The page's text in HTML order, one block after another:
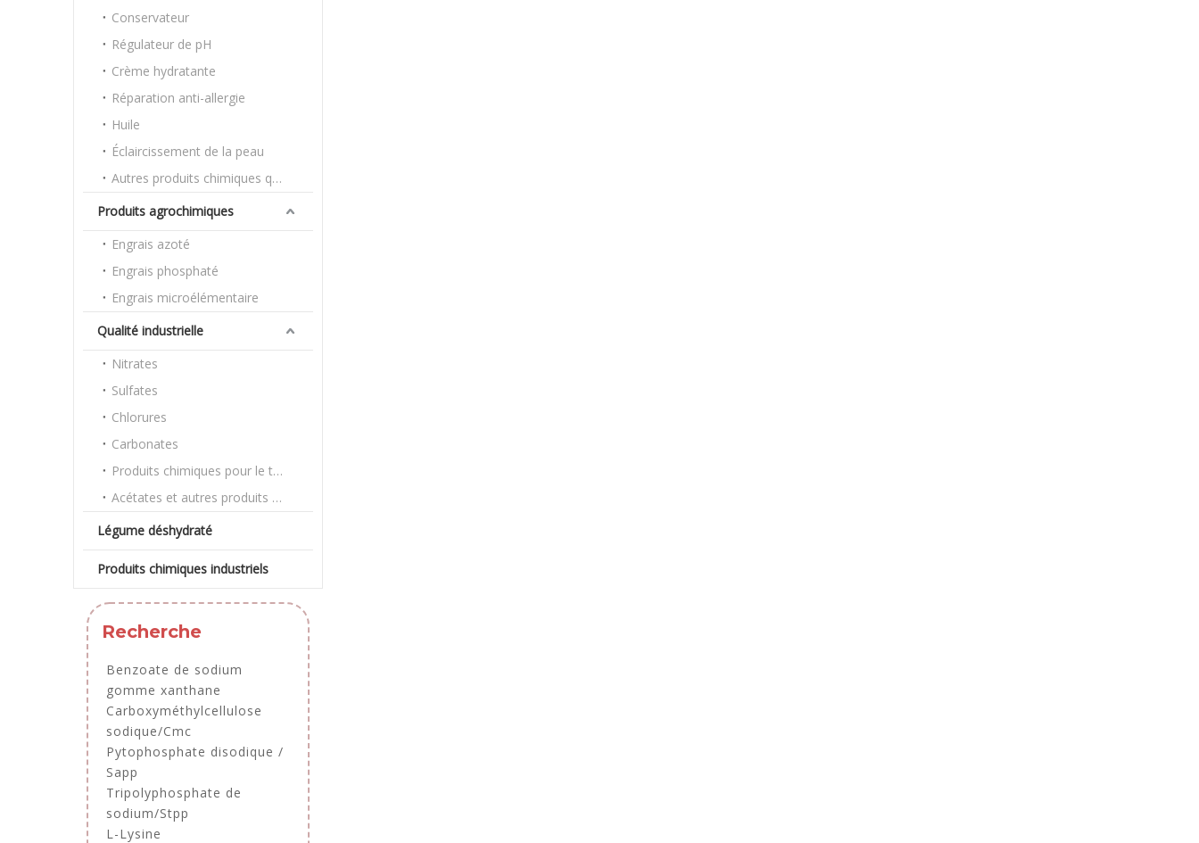
Conservateur
Régulateur de pH
Crème hydratante
Réparation anti-allergie
Huile
Éclaircissement de la peau
Autres produits chimiques quotidiens
Produits agrochimiques
Engrais azoté
Engrais phosphaté
Engrais microélémentaire
Qualité industrielle
Nitrates
Sulfates
Chlorures
Carbonates
Produits chimiques pour le traitement de l'eau
Acétates et autres produits chimiques en vrac
Légume déshydraté
Produits chimiques industriels
Recherche
Benzoate de sodium
gomme xanthane
Carboxyméthylcellulose
sodique/Cmc
Pytophosphate disodique /
Sapp
Tripolyphosphate de
sodium/Stpp
L-Lysine